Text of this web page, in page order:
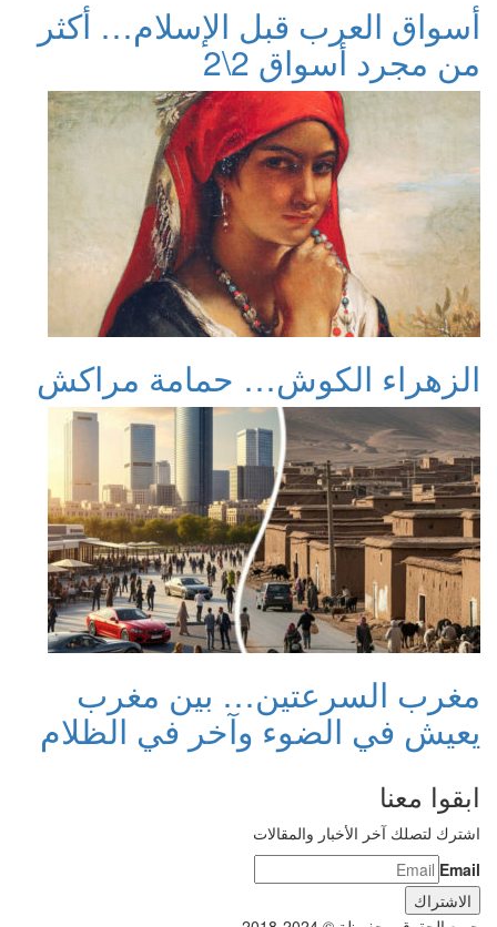
أسواق العرب قبل الإسلام… أكثر
من مجرد أسواق 2\2
الزهراء الكوش… حمامة مراكش
مغرب السرعتين… بين مغرب
يعيش في الضوء وآخر في الظلام
ابقوا معنا
اشترك لتصلك آخر الأخبار والمقالات
Email